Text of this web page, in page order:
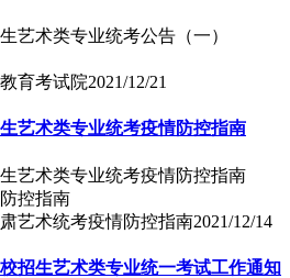
艺术类专业统考公告（一）
育考试院2021/12/21
艺术类专业统考疫情防控指南
艺术类专业统考疫情防控指南
艺术统考疫情防控指南2021/12/14
招生艺术类专业统一考试工作通知